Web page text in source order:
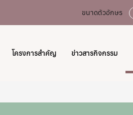
ขนาดตัวอักษร
โครงการสำคัญ ข่าวสารกิจกรรม